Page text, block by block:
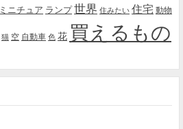
ミニチュア ランプ世界 住みたい 住宅 動物
猫 空 自動車 色 花 買えるもの